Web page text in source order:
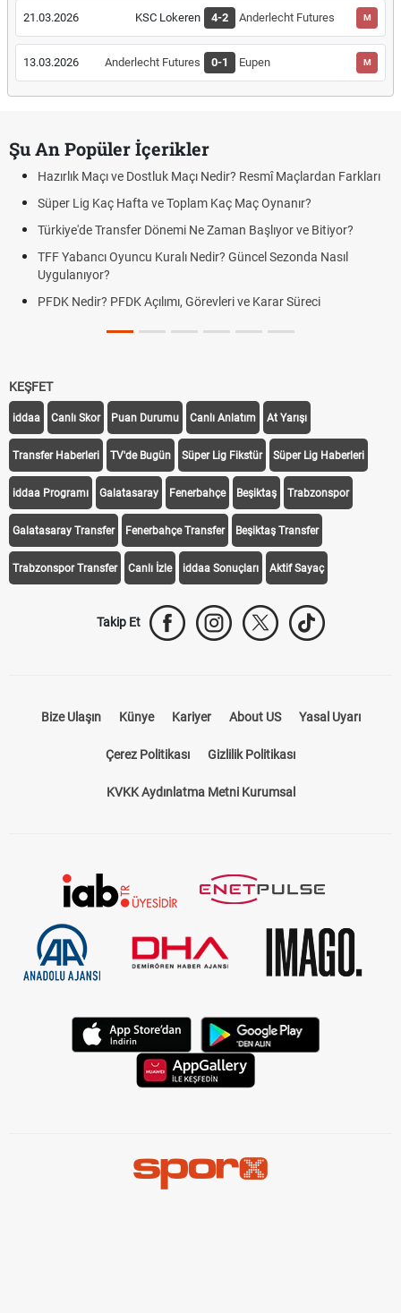
21.03.2026 KSC Lokeren 4-2 Anderlecht Futures M
13.03.2026 Anderlecht Futures 0-1 Eupen M
Şu An Popüler İçerikler
Hazırlık Maçı ve Dostluk Maçı Nedir? Resmî Maçlardan Farkları
Süper Lig Kaç Hafta ve Toplam Kaç Maç Oynanır?
Türkiye'de Transfer Dönemi Ne Zaman Başlıyor ve Bitiyor?
TFF Yabancı Oyuncu Kuralı Nedir? Güncel Sezonda Nasıl
Uygulanıyor?
PFDK Nedir? PFDK Açılımı, Görevleri ve Karar Süreci
KEŞFET
iddaa Canlı Skor Puan Durumu Canlı Anlatım At Yarışı
Transfer Haberleri TV'de Bugün Süper Lig Fikstür Süper Lig Haberleri
iddaa Programı Galatasaray Fenerbahçe Beşiktaş Trabzonspor
Galatasaray Transfer Fenerbahçe Transfer Beşiktaş Transfer
Trabzonspor Transfer Canlı İzle iddaa Sonuçları Aktif Sayaç
Takip Et
Bize Ulaşın Künye Kariyer About US Yasal Uyarı
Çerez Politikası Gizlilik Politikası
KVKK Aydınlatma Metni Kurumsal